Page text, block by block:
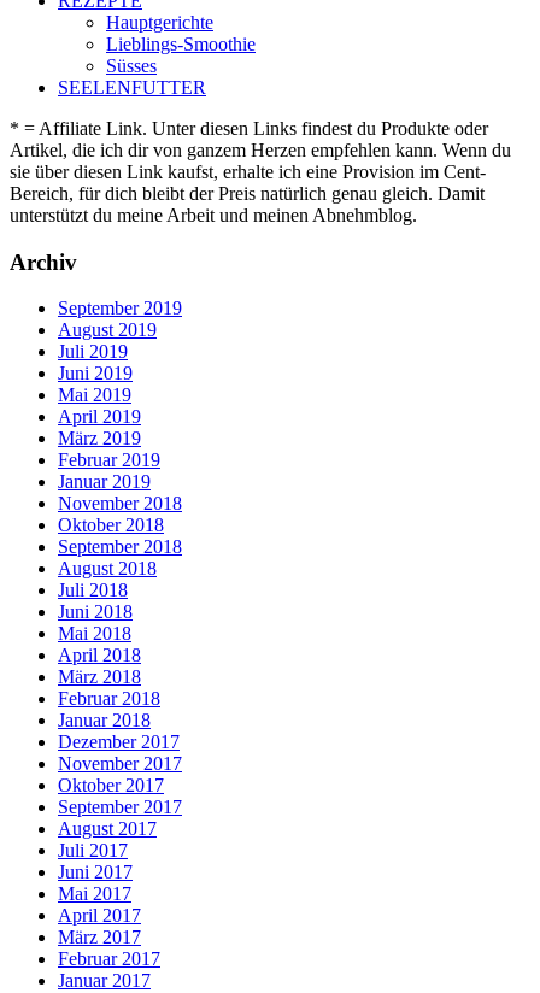
Hauptgerichte
Lieblings-Smoothie
Süsses
SEELENFUTTER
* = Affiliate Link. Unter diesen Links findest du Produkte oder
Artikel, die ich dir von ganzem Herzen empfehlen kann. Wenn du
sie über diesen Link kaufst, erhalte ich eine Provision im Cent-
Bereich, für dich bleibt der Preis natürlich genau gleich. Damit
unterstützt du meine Arbeit und meinen Abnehmblog.
Archiv
September 2019
August 2019
Juli 2019
Juni 2019
Mai 2019
April 2019
März 2019
Februar 2019
Januar 2019
November 2018
Oktober 2018
September 2018
August 2018
Juli 2018
Juni 2018
Mai 2018
April 2018
März 2018
Februar 2018
Januar 2018
Dezember 2017
November 2017
Oktober 2017
September 2017
August 2017
Juli 2017
Juni 2017
Mai 2017
April 2017
März 2017
Februar 2017
Januar 2017